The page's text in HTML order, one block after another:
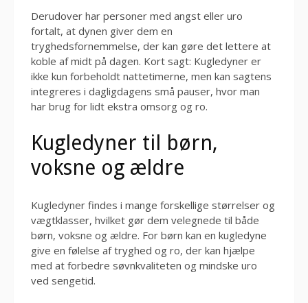
Derudover har personer med angst eller uro
fortalt, at dynen giver dem en
tryghedsfornemmelse, der kan gøre det lettere at
koble af midt på dagen. Kort sagt: Kugledyner er
ikke kun forbeholdt nattetimerne, men kan sagtens
integreres i dagligdagens små pauser, hvor man
har brug for lidt ekstra omsorg og ro.
Kugledyner til børn,
voksne og ældre
Kugledyner findes i mange forskellige størrelser og
vægtklasser, hvilket gør dem velegnede til både
børn, voksne og ældre. For børn kan en kugledyne
give en følelse af tryghed og ro, der kan hjælpe
med at forbedre søvnkvaliteten og mindske uro
ved sengetid.